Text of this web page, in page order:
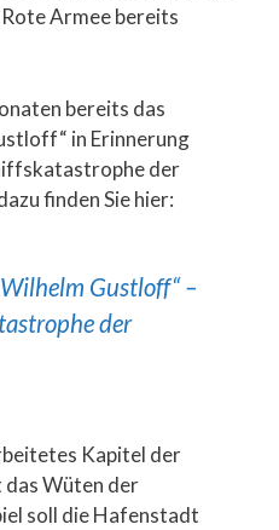
Armee bereits
bereits das
in Erinnerung
der
finden Sie hier:
Gustloff“ –
der
Kapitel der
Wüten der
soll die Hafenstadt